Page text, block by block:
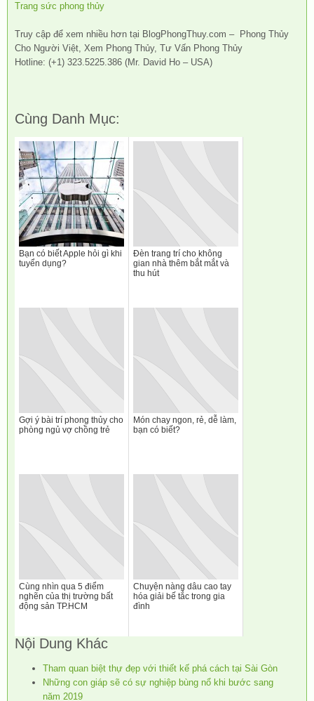
Trang sức phong thủy
Truy cập để xem nhiều hơn tại BlogPhongThuy.com – Phong Thủy
Cho Người Việt, Xem Phong Thủy, Tư Vấn Phong Thủy
Hotline: (+1) 323.5225.386 (Mr. David Ho – USA)
Cùng Danh Mục:
Bạn có biết Apple hỏi gì khi
tuyển dụng?
Đèn trang trí cho không
gian nhà thêm bắt mắt và
thu hút
Gợi ý bài trí phong thủy cho
phòng ngủ vợ chồng trẻ
Món chay ngon, rẻ, dễ làm,
bạn có biết?
Cùng nhìn qua 5 điểm
nghẽn của thị trường bất
động sản TP.HCM
Chuyện nàng dâu cao tay
hóa giải bế tắc trong gia
đình
Nội Dung Khác
Tham quan biệt thự đẹp với thiết kế phá cách tại Sài Gòn
Những con giáp sẽ có sự nghiệp bùng nổ khi bước sang
năm 2019